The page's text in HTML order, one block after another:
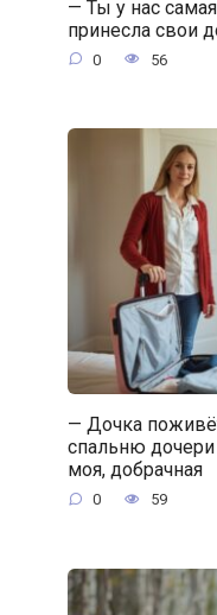
— Ты у нас
принесла свои
0 56
— Дочка
спальню
моя, добрачная
0 59